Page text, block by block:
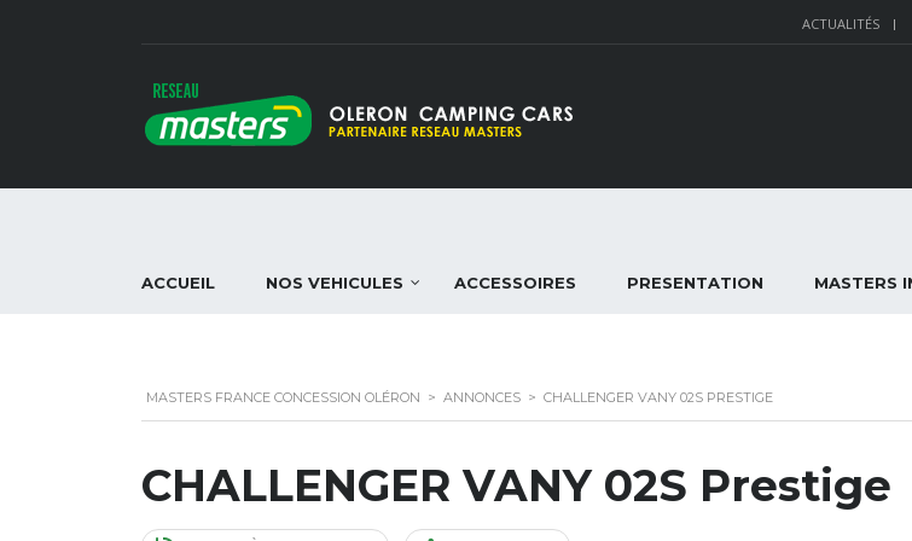
ACTUALITÉS
ACCUEIL NOS VEHICULES ACCESSOIRES PRESENTATION MASTERS
MASTERS FRANCE CONCESSION OLÉRON > ANNONCES > CHALLENGER VANY 02S PRESTIGE
CHALLENGER VANY 02S Prestige